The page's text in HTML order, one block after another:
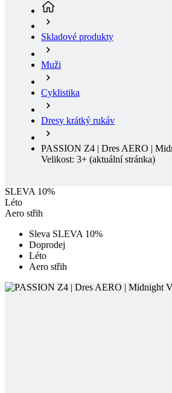
Muži
Cyklistika
Dresy krátký rukáv
PASSION Z4 | Dres AERO |
Velikost: 3+
SLEVA 10%
Aero střih
Doprodej
Aero střih